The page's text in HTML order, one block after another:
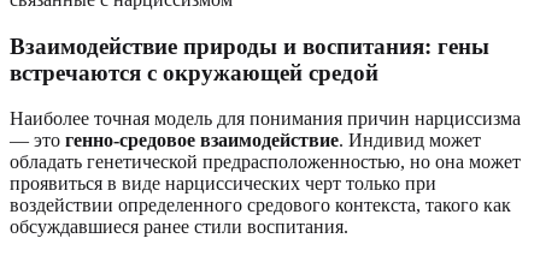
Взаимодействие природы и воспитания: гены
встречаются с окружающей средой
Наиболее точная модель для понимания причин нарциссизма
— это генно-средовое взаимодействие. Индивид может
обладать генетической предрасположенностью, но она может
проявиться в виде нарциссических черт только при
воздействии определенного средового контекста, такого как
обсуждавшиеся ранее стили воспитания.